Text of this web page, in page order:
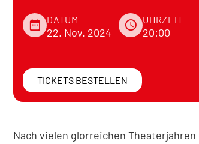
date_range DATUM
22. Nov. 2024
schedule UHRZEIT
20:00
TICKETS BESTELLEN
Nach vielen glorreichen